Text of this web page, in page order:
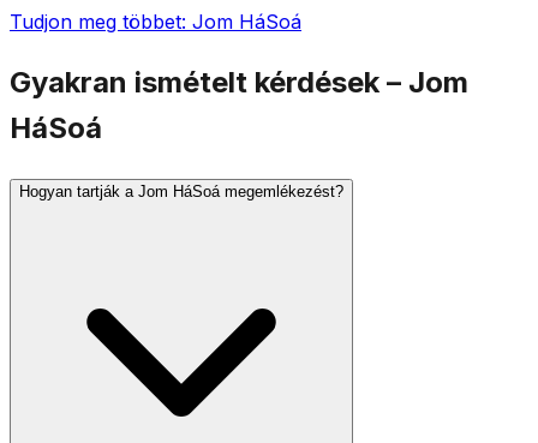
Tudjon meg többet: Jom HáSoá
Gyakran ismételt kérdések – Jom
HáSoá
Hogyan tartják a Jom HáSoá megemlékezést?